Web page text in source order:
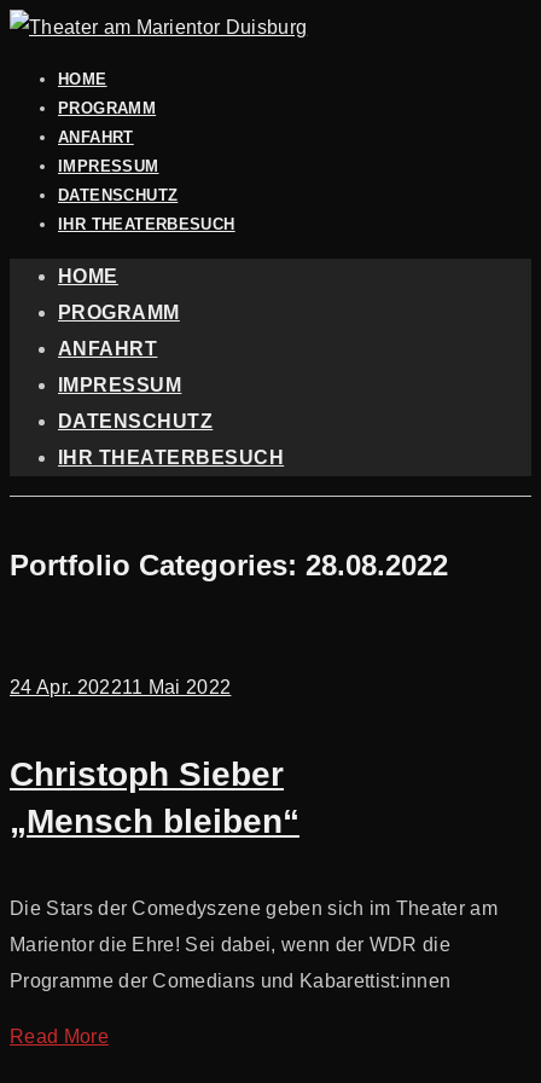
HOME
PROGRAMM
ANFAHRT
IMPRESSUM
DATENSCHUTZ
IHR THEATERBESUCH
HOME
PROGRAMM
ANFAHRT
IMPRESSUM
DATENSCHUTZ
IHR THEATERBESUCH
Portfolio Categories: 28.08.2022
24 Apr. 202211 Mai 2022
Christoph Sieber
„Mensch bleiben“
Die Stars der Comedyszene geben sich im Theater am
Marientor die Ehre! Sei dabei, wenn der WDR die
Programme der Comedians und Kabarettist:innen
Read More